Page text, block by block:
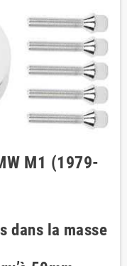
M1 (1979-
dans la masse